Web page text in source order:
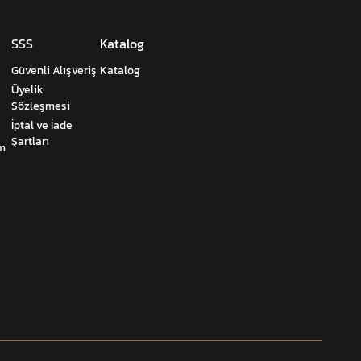
SSS
Güvenli Alışveriş
Üyelik
Sözleşmesi
İptal ve İade
Şartları
Katalog
Katalog